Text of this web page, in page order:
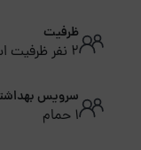
ظرفیت
2 نفر ظرفیت استاندارد
سرویس
1 حمام